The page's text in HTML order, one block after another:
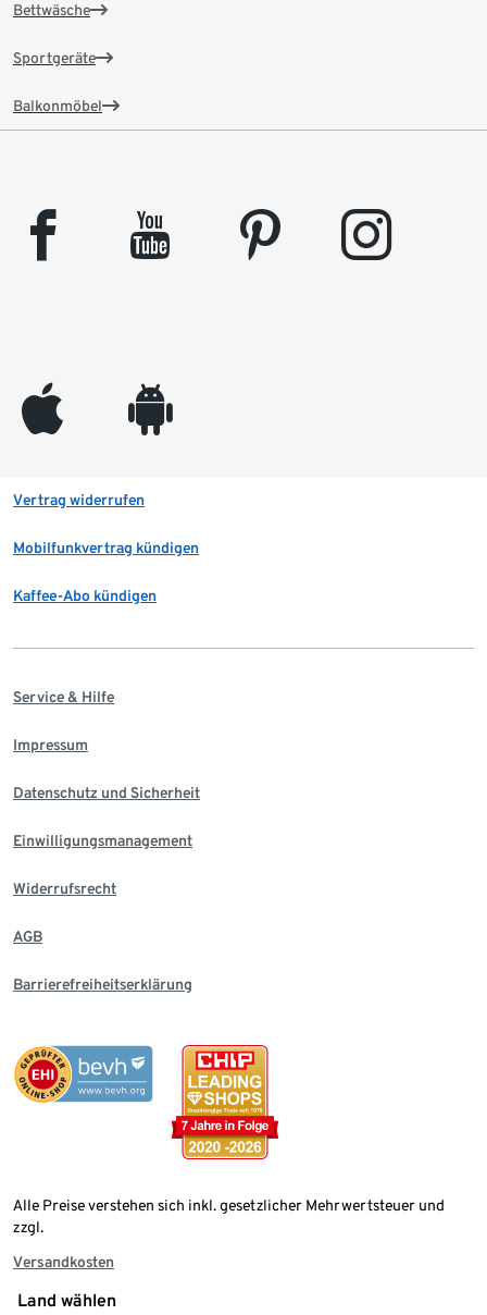
Bettwäsche
Sportgeräte
Balkonmöbel
facebook youtube pinterest instagram
appleinc android
Vertrag widerrufen
Mobilfunkvertrag kündigen
Kaffee-Abo kündigen
Service & Hilfe
Impressum
Datenschutz und Sicherheit
Einwilligungsmanagement
Widerrufsrecht
AGB
Barrierefreiheitserklärung
Alle Preise verstehen sich inkl. gesetzlicher Mehrwertsteuer und
zzgl.
Versandkosten
Land wählen